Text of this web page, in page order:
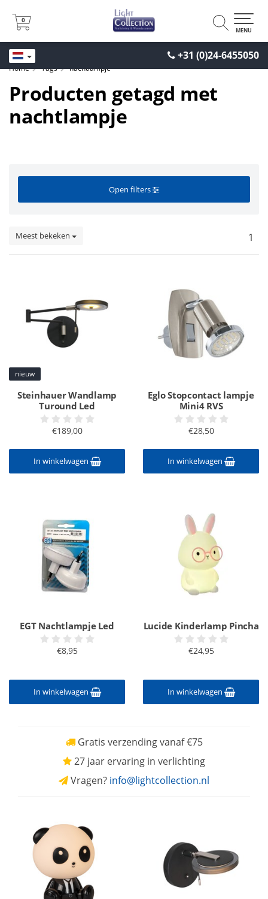
+31 (0)24-6455050
0
0
MENU
Home Tags nachtlampje
Producten getagd met
nachtlampje
Open filters
Meest bekeken 1
nieuw
Steinhauer Wandlamp
Turound Led
€189,00
In winkelwagen
Eglo Stopcontact lampje
Mini4 RVS
€28,50
In winkelwagen
EGT Nachtlampje Led
€8,95
In winkelwagen
Lucide Kinderlamp Pincha
€24,95
In winkelwagen
Gratis verzending vanaf €75
27 jaar ervaring in verlichting
Vragen? info@lightcollection.nl